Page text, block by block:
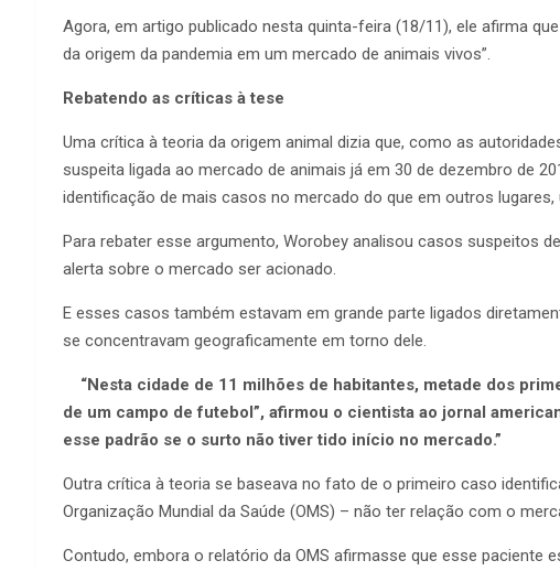
Agora, em artigo publicado nesta quinta-feira (18/11), ele afirma
da origem da pandemia em um mercado de animais vivos”.
Rebatendo as críticas à tese
Uma crítica à teoria da origem animal dizia que, como as
suspeita ligada ao mercado de animais já em 30 de dezembro de
identificação de mais casos no mercado do que em outros
Para rebater esse argumento, Worobey analisou casos suspeitos
alerta sobre o mercado ser acionado.
E esses casos também estavam em grande parte ligados
se concentravam geograficamente em torno dele.
“Nesta cidade de 11 milhões de habitantes, metade dos
de um campo de futebol”, afirmou o cientista ao jornal
esse padrão se o surto não tiver tido início no mercado.”
Outra crítica à teoria se baseava no fato de o primeiro caso
Organização Mundial da Saúde (OMS) – não ter relação com o
Contudo, embora o relatório da OMS afirmasse que esse paciente